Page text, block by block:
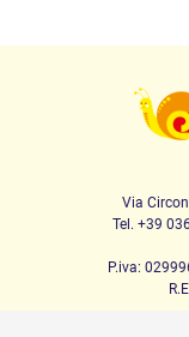
Via
Tel. +39
P.iva: